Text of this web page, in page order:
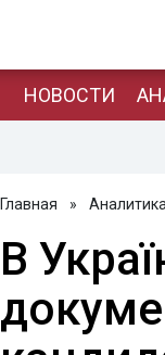
НОВОСТИ
Главная » Аналитика
В